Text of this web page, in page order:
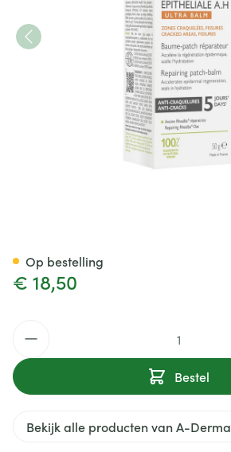
€ 18,50
Bestel
Op bestelling
Bekijk alle producten van A-Derma